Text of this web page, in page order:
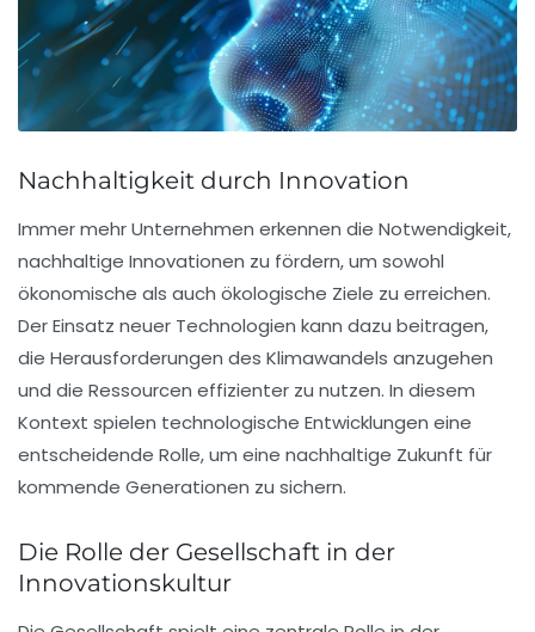
Nachhaltigkeit durch Innovation
Immer mehr Unternehmen erkennen die Notwendigkeit,
nachhaltige Innovationen zu fördern, um sowohl
ökonomische als auch ökologische Ziele zu erreichen.
Der Einsatz neuer Technologien kann dazu beitragen,
die Herausforderungen des Klimawandels anzugehen
und die Ressourcen effizienter zu nutzen. In diesem
Kontext spielen technologische Entwicklungen eine
entscheidende Rolle, um eine nachhaltige Zukunft für
kommende Generationen zu sichern.
Die Rolle der Gesellschaft in der
Innovationskultur